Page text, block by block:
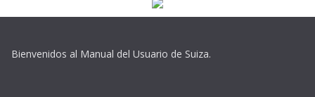
Bienvenidos al Manual del Usuario de Suiza.